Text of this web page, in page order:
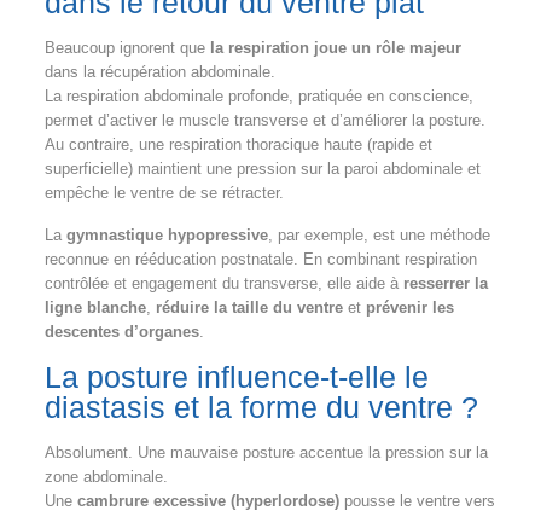
Beaucoup ignorent que la respiration joue un rôle majeur
dans la récupération abdominale.
La respiration abdominale profonde, pratiquée en conscience,
permet d’activer le muscle transverse et d’améliorer la posture.
Au contraire, une respiration thoracique haute (rapide et
superficielle) maintient une pression sur la paroi abdominale et
empêche le ventre de se rétracter.
La gymnastique hypopressive, par exemple, est une méthode
reconnue en rééducation postnatale. En combinant respiration
contrôlée et engagement du transverse, elle aide à resserrer la
ligne blanche, réduire la taille du ventreet prévenir les
descentes d’organes.
La posture influence-t-elle le
diastasis et la forme du ventre ?
Absolument. Une mauvaise posture accentue la pression sur la
zone abdominale.
Une cambrure excessive (hyperlordose)pousse le ventre vers